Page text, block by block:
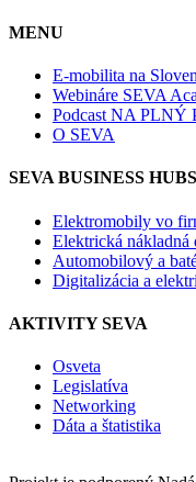
MENU
E-mobilita na
Webináre SEVA
Podcast NA PLNÝ
O SEVA
SEVA BUSINESS HUBS
Elektromobily vo
Elektrická nákladná
Automobilový a
Digitalizácia a
AKTIVITY SEVA
Osveta
Legislatíva
Networking
Dáta a štatistika